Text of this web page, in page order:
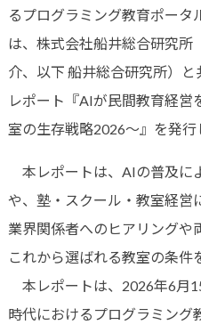
るプログラミング教育ポータ
は、株式会社船井総合研究所
介、以下 船井総合研究所）
レポート『AIが民間教育経営
室の生存戦略2026〜』を発行
本レポートは、AIの普及に
や、塾・スクール・教室経営
業界関係者へのヒアリングや
これから選ばれる教室の条件
本レポートは、2026年6月
時代におけるプログラミング